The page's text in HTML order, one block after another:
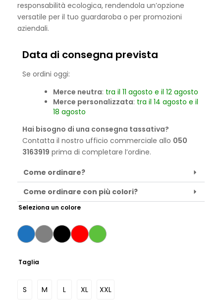
responsabilità ecologica, rendendola un’opzione
versatile per il tuo guardaroba o per promozioni
aziendali.
Data di consegna prevista
Se ordini oggi:
Merce neutra: tra il 11 agosto e il 12 agosto
Merce personalizzata: tra il 14 agosto e il
18 agosto
Hai bisogno di una consegna tassativa?
Contatta il nostro ufficio commerciale allo 050
3163919 prima di completare l’ordine.
Come ordinare?
Come ordinare con più colori?
Seleziona un colore
Taglia
S M L XL XXL